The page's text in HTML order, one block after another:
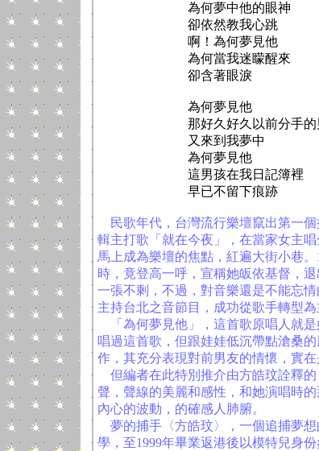
為何夢中他的眼神
卻依然教我心跳
啊！為何夢見他
為何當我迷矇醒來
卻含著眼淚
為何夢見他
那好久好久以前分手的
又來到我夢中
為何夢見他
這男孩在我日記簿裡
早已不留下痕跡
民歌年代，台灣流行樂壇竄出第一
輯主打歌「就在今夜」，在當家女主
馬上成為樂壇的焦點，紅遍大街小巷
時，竟登高一呼，宣稱她皈依基督，
一張不剩，不過，對音樂還是不能忘
主持台北之音節目，成功從歌手轉型為
「為何夢見他」，這首歌原唱人就
唱過這首歌，但跟娃娃低沉帶點滄桑
作，其充分表現對前男友的情懷，實在
但編者在此特別推介由方皓玟詮釋
聲，聲線的美麗和感性，和她演唱時
內心的波動，的確感人肺腑。
夢的捕手〈方皓玟〉，一個追捕夢
學，至1999年畢業返港後以模特兒身